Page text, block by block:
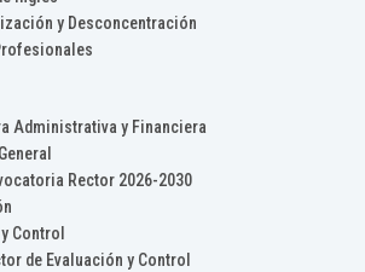
y Desconcentración
Administrativa y Financiera
Rector 2026-2030
Control
de Evaluación y Control